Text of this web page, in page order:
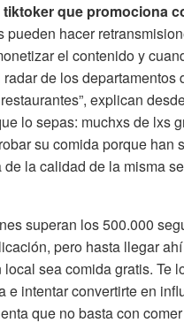
que promociona
pueden hacer
el contenido y
de los departamentos
explican
lo sepas: muchxs de lxs
su comida porque han
la calidad de la misma
superan los 500.000
pero hasta llegar
sea comida gratis. Te
e intentar convertirte en
que no basta con